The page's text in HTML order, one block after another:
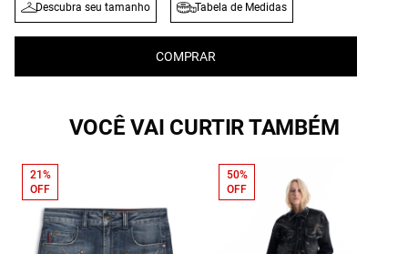
Descubra seu tamanho Tabela de Medidas
COMPRAR
VOCÊ VAI CURTIR TAMBÉM
21%
OFF
50%
OFF